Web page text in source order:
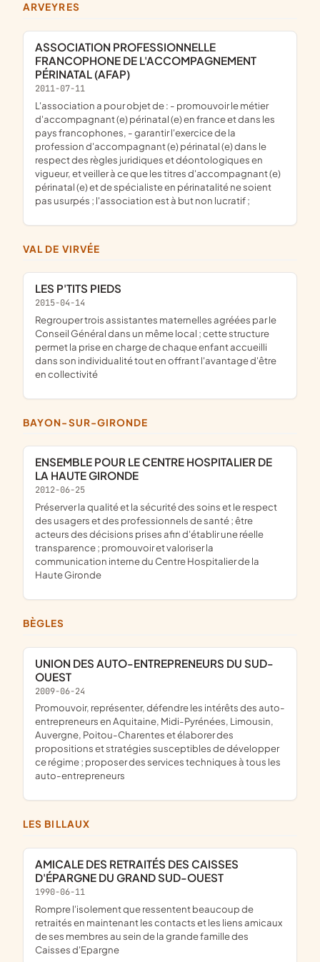
ARVEYRES
ASSOCIATION PROFESSIONNELLE
FRANCOPHONE DE L'ACCOMPAGNEMENT
PÉRINATAL (AFAP)
2011-07-11
l'association a pour objet de : - promouvoir le métier
d'accompagnant (e) périnatal (e) en france et dans les
pays francophones, - garantir l'exercice de la
profession d'accompagnant (e) périnatal (e) dans le
respect des règles juridiques et déontologiques en
vigueur, et veiller à ce que les titres d'accompagnant (e)
périnatal (e) et de spécialiste en périnatalité ne soient
pas usurpés ; l'association est à but non lucratif ;
VAL DE VIRVÉE
LES P'TITS PIEDS
2015-04-14
regrouper trois assistantes maternelles agréées par le
Conseil Général dans un même local ; cette structure
permet la prise en charge de chaque enfant accueilli
dans son individualité tout en offrant l'avantage d'être
en collectivité
BAYON-SUR-GIRONDE
ENSEMBLE POUR LE CENTRE HOSPITALIER DE
LA HAUTE GIRONDE
2012-06-25
préserver la qualité et la sécurité des soins et le respect
des usagers et des professionnels de santé ; être
acteurs des décisions prises afin d'établir une réelle
transparence ; promouvoir et valoriser la
communication interne du Centre Hospitalier de la
Haute Gironde
BÈGLES
UNION DES AUTO-ENTREPRENEURS DU SUD-
OUEST
2009-06-24
promouvoir, représenter, défendre les intérêts des auto-
entrepreneurs en Aquitaine, Midi-Pyrénées, Limousin,
Auvergne, Poitou-Charentes et élaborer des
propositions et stratégies susceptibles de développer
ce régime ; proposer des services techniques à tous les
auto-entrepreneurs
LES BILLAUX
AMICALE DES RETRAITÉS DES CAISSES
D'ÉPARGNE DU GRAND SUD-OUEST
1990-06-11
rompre l'isolement que ressentent beaucoup de
retraités en maintenant les contacts et les liens amicaux
de ses membres au sein de la grande famille des
Caisses d'Epargne